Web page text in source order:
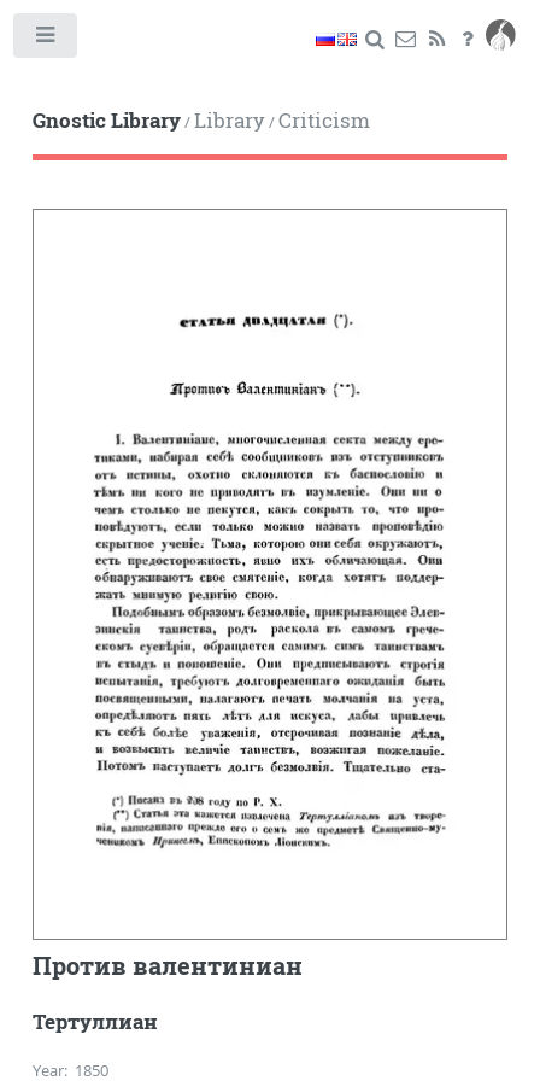
Gnostic Library/Library/Criticism
Против валентиниан
Тертуллиан
Year: 1850